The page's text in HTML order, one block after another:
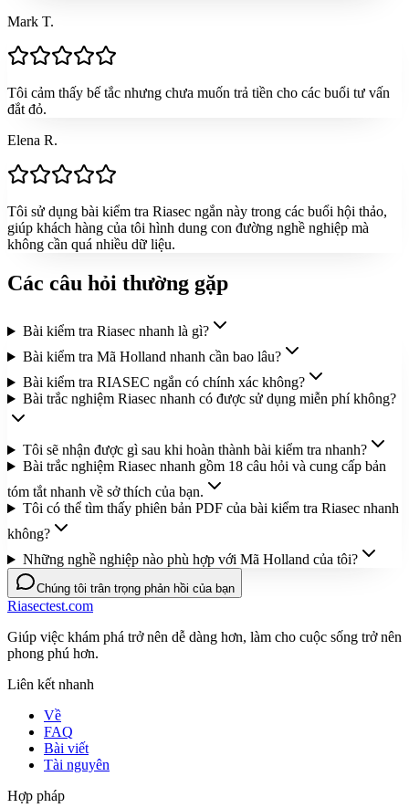
Mark T.
Tôi cảm thấy bế tắc nhưng chưa muốn trả tiền cho các buổi tư vấn
đắt đỏ.
Elena R.
Tôi sử dụng bài kiểm tra Riasec ngắn này trong các buổi hội thảo,
giúp khách hàng của tôi hình dung con đường nghề nghiệp mà
không cần quá nhiều dữ liệu.
Các câu hỏi thường gặp
Bài kiểm tra Riasec nhanh là gì?
Bài kiểm tra Mã Holland nhanh cần bao lâu?
Bài kiểm tra RIASEC ngắn có chính xác không?
Bài trắc nghiệm Riasec nhanh có được sử dụng miễn phí không?
Tôi sẽ nhận được gì sau khi hoàn thành bài kiểm tra nhanh?
Bài trắc nghiệm Riasec nhanh gồm 18 câu hỏi và cung cấp bản
tóm tắt nhanh về sở thích của bạn.
Tôi có thể tìm thấy phiên bản PDF của bài kiểm tra Riasec nhanh
không?
Những nghề nghiệp nào phù hợp với Mã Holland của tôi?
Chúng tôi trân trọng phản hồi của bạn
Riasectest.com
Giúp việc khám phá trở nên dễ dàng hơn, làm cho cuộc sống trở nên
phong phú hơn.
Liên kết nhanh
Về
FAQ
Bài viết
Tài nguyên
Hợp pháp